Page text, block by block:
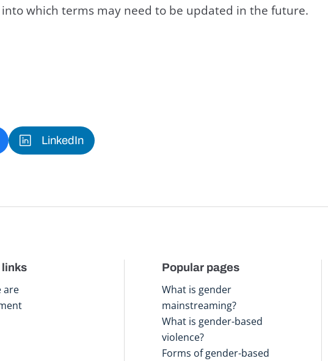
into which terms may need to be updated in the future.
LinkedIn
links
are
Popular pages
What is gender
mainstreaming?
What is gender-based
violence?
Forms of gender-based